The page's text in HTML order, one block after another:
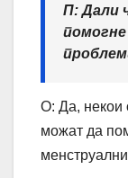
П: Дали
О: Да, некои
можат да